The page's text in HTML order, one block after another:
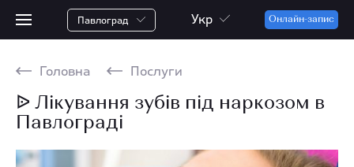
Павлоград Укр Онлайн-запис
Головна Послуги
ᐉ Лікування зубів під наркозом в
Павлограді